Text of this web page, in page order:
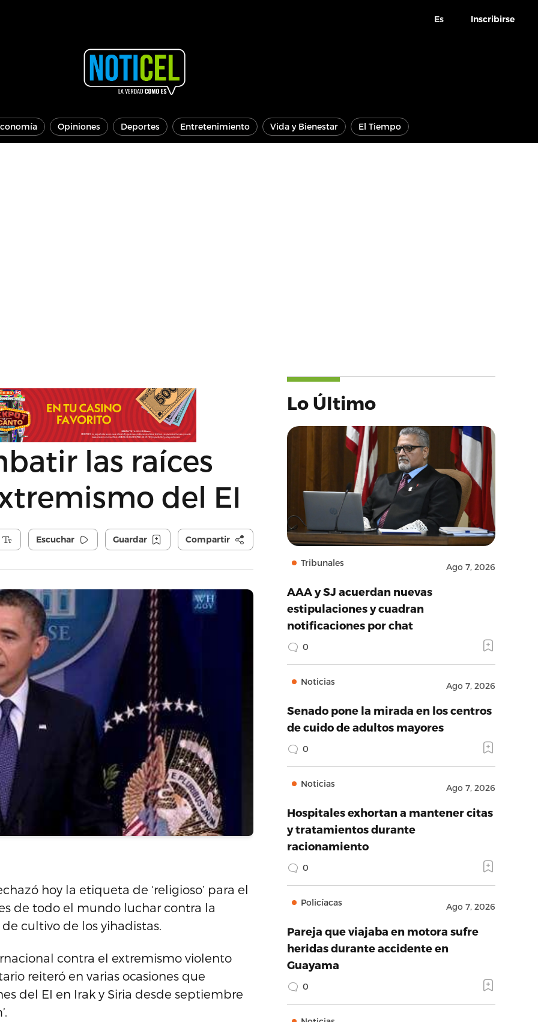
Es Inscribirse
Opiniones Deportes Entretenimiento Vida y Bienestar El Tiempo
las raíces
del EI
Escuchar Guardar Compartir
hoy la etiqueta de ‘religioso’ para el
de todo el mundo luchar contra la
cultivo de los yihadistas.
contra el extremismo violento
reiteró en varias ocasiones que
del EI en Irak y Siria desde septiembre
Lo Último
Tribunales Ago 7, 2026
AAA y SJ acuerdan nuevas
estipulaciones y cuadran
notificaciones por chat
0
Noticias Ago 7, 2026
Senado pone la mirada en los centros
de cuido de adultos mayores
0
Noticias Ago 7, 2026
Hospitales exhortan a mantener citas
y tratamientos durante
racionamiento
0
Policíacas Ago 7, 2026
Pareja que viajaba en motora sufre
heridas durante accidente en
Guayama
0